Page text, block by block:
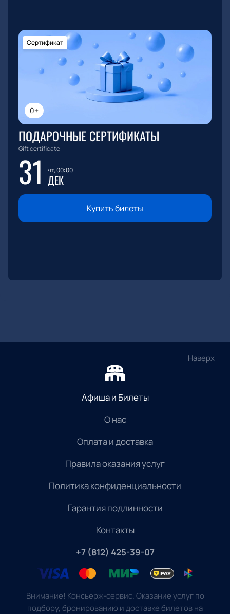
0+
Сертификат
ПОДАРОЧНЫЕ СЕРТИФИКАТЫ
Gift certificate
31 чт, 00:00
ДЕК
Купить билеты
Наверх
Афиша и Билеты
О нас
Оплата и доставка
Правила оказания услуг
Политика конфиденциальности
Гарантия подлинности
Контакты
+7 (812) 425-39-07
Внимание! Консьерж-сервис. Оказание услуг по
подбору, бронированию и доставке билетов на